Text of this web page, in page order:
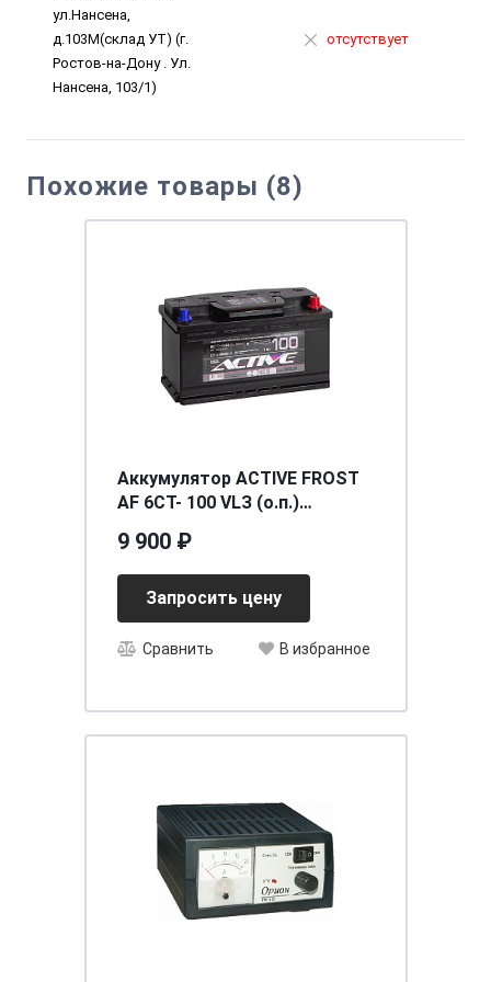
ул.Нансена,
д.103М(склад УТ) (г.
Ростов-на-Дону . Ул.
Нансена, 103/1)
отсутствует
Похожие товары (8)
Аккумулятор ACTIVE FROST
AF 6СТ- 100 VLЗ (о.п.)
9 900 ₽
Запросить цену
Сравнить В избранное